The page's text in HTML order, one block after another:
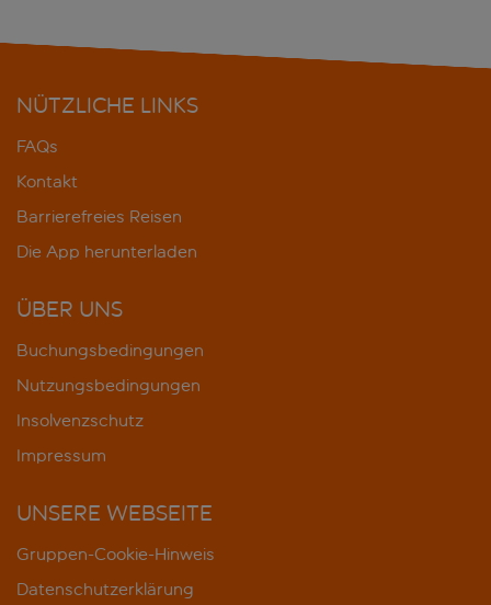
NÜTZLICHE LINKS
FAQs
Kontakt
Barrierefreies Reisen
Die App herunterladen
ÜBER UNS
Buchungsbedingungen
Nutzungsbedingungen
Insolvenzschutz
Impressum
UNSERE WEBSEITE
Gruppen-Cookie-Hinweis
Datenschutzerklärung